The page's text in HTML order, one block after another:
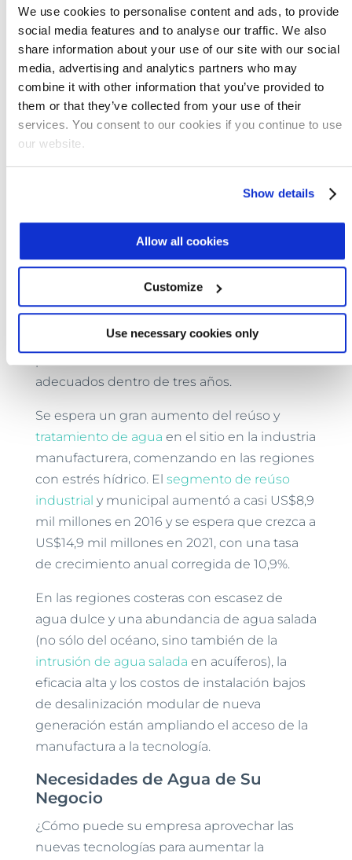
We use cookies to personalise content and ads, to provide
social media features and to analyse our traffic. We also
share information about your use of our site with our social
media, advertising and analytics partners who may
combine it with other information that you’ve provided to
them or that they’ve collected from your use of their
services. You consent to our cookies if you continue to use
our website.
Show details
Allow all cookies
Customize
Use necessary cookies only
NIROBOX™ son expansibles fácilmente a
las necesidades de las fábricas y
disminuyen el costo total del agua. Estos
pueden configurarse también para tratar
el agua a muchos grados de calidad.
Tasas Altas de Agua Industrial
Según un informe de la Oficina de Censos
del 2015, las tasas industriales para 10
millones de galones de agua de la ciudad,
comienzan en un mínimo mensual de
máximo de US$82.537 en Atlanta. Con estas
tasas, muchas operaciones de fabricación
podrían pagar los costos de construcción
adecuados dentro de tres años.
Se espera un gran aumento del reúso y
tratamiento de agua en el sitio en la industria
manufacturera, comenzando en las regiones
con estrés hídrico. El segmento de reúso
industrial y municipal aumentó a casi US$8,9
mil millones en 2016 y se espera que crezca a
US$14,9 mil millones en 2021, con una tasa
de crecimiento anual corregida de 10,9%.
En las regiones costeras con escasez de
agua dulce y una abundancia de agua salada
(no sólo del océano, sino también de la
intrusión de agua salada en acuíferos), la
eficacia alta y los costos de instalación bajos
de desalinización modular de nueva
generación están ampliando el acceso de la
manufactura a la tecnología.
Necesidades de Agua de Su
Negocio
¿Cómo puede su empresa aprovechar las
nuevas tecnologías para aumentar la